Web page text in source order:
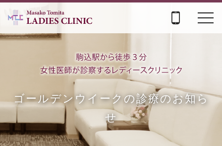
ゴールデンウイークの診療のお知ら
せ